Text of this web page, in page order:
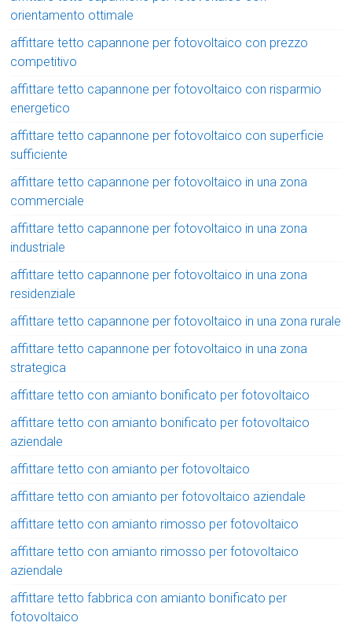
orientamento ottimale
affittare tetto capannone per fotovoltaico con prezzo
competitivo
affittare tetto capannone per fotovoltaico con risparmio
energetico
affittare tetto capannone per fotovoltaico con superficie
sufficiente
affittare tetto capannone per fotovoltaico in una zona
commerciale
affittare tetto capannone per fotovoltaico in una zona
industriale
affittare tetto capannone per fotovoltaico in una zona
residenziale
affittare tetto capannone per fotovoltaico in una zona rurale
affittare tetto capannone per fotovoltaico in una zona
strategica
affittare tetto con amianto bonificato per fotovoltaico
affittare tetto con amianto bonificato per fotovoltaico
aziendale
affittare tetto con amianto per fotovoltaico
affittare tetto con amianto per fotovoltaico aziendale
affittare tetto con amianto rimosso per fotovoltaico
affittare tetto con amianto rimosso per fotovoltaico
aziendale
affittare tetto fabbrica con amianto bonificato per
fotovoltaico